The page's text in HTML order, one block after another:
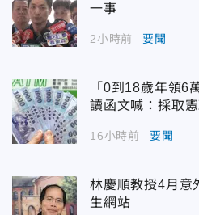
一事
2小時前 要聞
「0到18歲年領6
讀函文喊：採取
16小時前 要聞
林慶順教授4月
生網站